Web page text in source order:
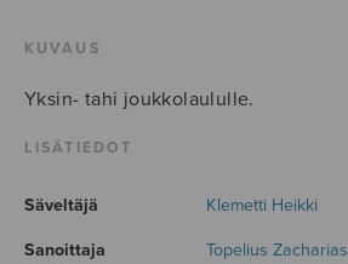
KUVAUS
Yksin- tahi joukkolaululle.
LISÄTIEDOT
Säveltäjä Klemetti Heikki
Sanoittaja Topelius Zacharias